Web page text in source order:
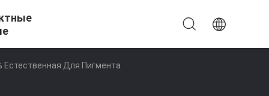
Естественная Для Пигмента